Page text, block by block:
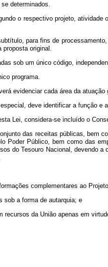
determinados.
o respectivo projeto,
para fins de
proposta original.
sob um único código,
programa.
evidenciar cada área da atuação
deve identificar a função
Lei, considera-se incluído o
das receitas públicas,
Poder Público, bem como das
do Tesouro Nacional, devendo
complementares ao
sob a forma de autarquia; e
recursos da União apenas em